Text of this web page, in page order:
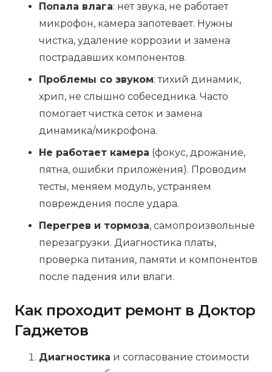
Попала влага: нет звука, не работает
микрофон, камера запотевает. Нужны
чистка, удаление коррозии и замена
пострадавших компонентов.
Проблемы со звуком: тихий динамик,
хрип, не слышно собеседника. Часто
помогает чистка сеток и замена
динамика/микрофона.
Не работает камера (фокус, дрожание,
пятна, ошибки приложения). Проводим
тесты, меняем модуль, устраняем
повреждения после удара.
Перегрев и тормоза, самопроизвольные
перезагрузки. Диагностика платы,
проверка питания, памяти и компонентов
после падения или влаги.
Как проходит ремонт в Доктор
Гаджетов
Диагностика и согласование стоимости